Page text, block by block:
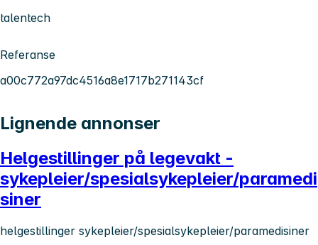
talentech
Referanse
a00c772a97dc4516a8e1717b271143cf
Lignende annonser
Helgestillinger på legevakt -
sykepleier/spesialsykepleier/paramedi
siner
helgestillinger sykepleier/spesialsykepleier/paramedisiner